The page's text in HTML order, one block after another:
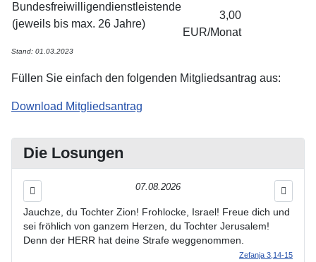
Bundesfreiwilligendienstleistende
(jeweils bis max. 26 Jahre)
3,00
EUR/Monat
Stand: 01.03.2023
Füllen Sie einfach den folgenden Mitgliedsantrag aus:
Download Mitgliedsantrag
Die Losungen
07.08.2026
Jauchze, du Tochter Zion! Frohlocke, Israel! Freue dich und
sei fröhlich von ganzem Herzen, du Tochter Jerusalem!
Denn der HERR hat deine Strafe weggenommen.
Zefanja 3,14-15